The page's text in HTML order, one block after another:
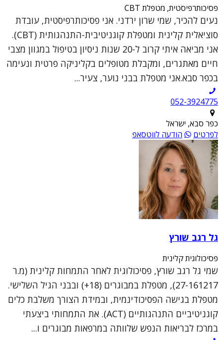
פסיכותרפיסטית, מטפלת CBT
נעים להכיר, שמי שרון ירדני. אני פסיכותרפיסטית, עובדת
סוציאלית קלינית ומטפלת קוגניטיבית-התנהגותית (CBT).
אני מביאה איתי קרוב ל-20 שנות ניסיון בטיפול במגוון מצבי
חיים מאתגרים, ומקבלת מטופלים בקליניקה פרטית ונעימה
בכפר סבא.אני מטפלת בבני נוער, צעיר...
052-3924775
כפר סבא, ישראל
לפרטים
הודעה לווטסאפ
גל רגב שורץ
פסיכולוגית קלינית
שמי גל רגב שורץ, פסיכולוגית לאחר התמחות קלינית (מ.ר
27-161217), מטפלת במבוגרים (18+) ובבני הגיל השלישי.
מטפלת בגישה הפסיכודינמית, ובמידת הצורך משלבת כלים
קוגניטיביים התנהגותיים (ACT). את התמחותי ביצעתי
במרכז לבריאות הנפש שלוותה במרפאות מבוגרים ו...